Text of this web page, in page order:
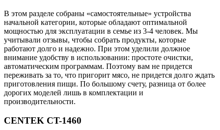
В этом разделе собраны «самостоятельные» устройства
начальной категории, которые обладают оптимальной
мощностью для эксплуатации в семье из 3-4 человек. Мы
учитывали отзывы, чтобы собрать продукты, которые
работают долго и надежно. При этом уделили должное
внимание удобству в использовании: простоте очистки,
автоматическим программам. Поэтому вам не придется
переживать за то, что пригорит мясо, не придется долго ждать
приготовления пищи. По большому счету, разница от более
дорогих моделей лишь в комплектации и
производительности.
CENTEK CT-1460